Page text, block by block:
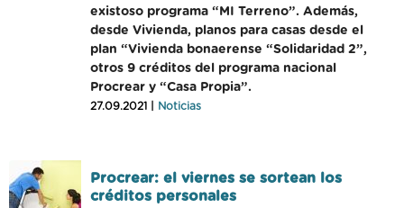
existoso programa “MI Terreno”. Además,
desde Vivienda, planos para casas desde el
plan “Vivienda bonaerense “Solidaridad 2”,
otros 9 créditos del programa nacional
Procrear y “Casa Propia”.
27.09.2021 | Noticias
Procrear: el viernes se sortean los
créditos personales